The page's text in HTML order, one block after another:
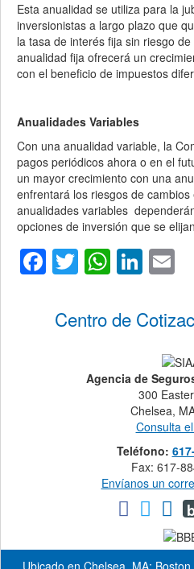
Esta anualidad se utiliza para la
inversionistas a largo plazo que
la tasa de interés fija sin riesgo
anualidad fija ofrecerá un
con el beneficio de impuestos
Anualidades Variables
Con una anualidad variable, la
pagos periódicos ahora o en el
un mayor crecimiento con una
enfrentará los riesgos de
anualidades variables
opciones de inversión que se
Facebook
Twitter
Centro de
Agencia de
300
Chelsea,
Consulta
Teléfono:
Fax: 617-
Envíanos un